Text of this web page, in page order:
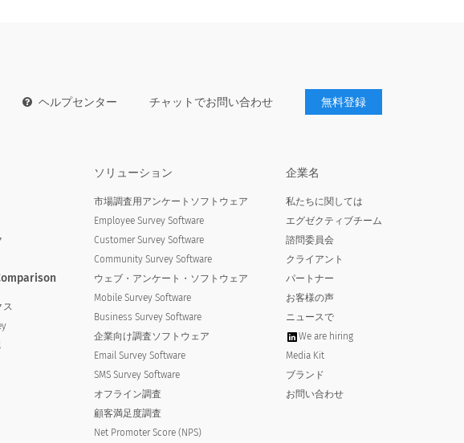
うことをどの程度推奨しますか。
0 ありそうにない
ヘルプセンター チャットでお問い合わせ 無料登録
ス
ソリューション
市場調査用アンケートソフトウェア
Employee Survey Software
Customer Survey Software
Community Survey Software
ウェブ・アンケート・ソフトウェア
Mobile Survey Software
Business Survey Software
企業向け調査ソフトウェア
Email Survey Software
SMS Survey Software
オフライン調査
顧客満足度調査
Net Promoter Score (NPS)
企業名
私たちに関しては
エグゼクティブチーム
諮問委員会
クライアント
パートナー
お客様の声
ニュースで
We are hiring
Media Kit
ブランド
お問い合わせ